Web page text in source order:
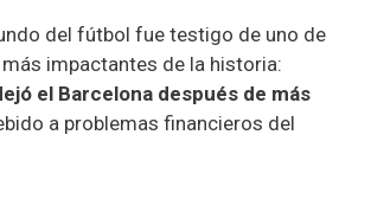
del fútbol fue testigo de uno de
impactantes de la historia:
el Barcelona después de más
a problemas financieros del